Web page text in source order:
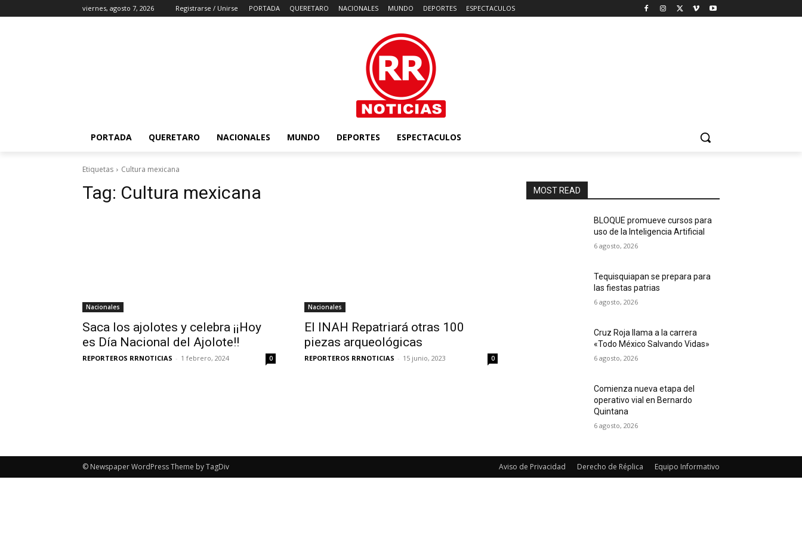
viernes, agosto 7, 2026 Registrarse / Unirse PORTADA QUERETARO NACIONALES MUNDO DEPORTES ESPECTACULOS
PORTADA QUERETARO NACIONALES MUNDO DEPORTES ESPECTACULOS
Etiquetas Cultura mexicana
Tag: Cultura mexicana
Nacionales
Saca los ajolotes y celebra ¡¡Hoy
es Día Nacional del Ajolote!!
REPORTEROS RRNOTICIAS - 1 febrero, 2024 0
Nacionales
El INAH Repatriará otras 100
piezas arqueológicas
REPORTEROS RRNOTICIAS - 15 junio, 2023 0
MOST READ
BLOQUE promueve cursos para
uso de la Inteligencia Artificial
6 agosto, 2026
Tequisquiapan se prepara para
las fiestas patrias
6 agosto, 2026
Cruz Roja llama a la carrera
«Todo México Salvando Vidas»
6 agosto, 2026
Comienza nueva etapa del
operativo vial en Bernardo
Quintana
6 agosto, 2026
Aviso de Privacidad Derecho de Réplica Equipo Informativo
© Newspaper WordPress Theme by TagDiv